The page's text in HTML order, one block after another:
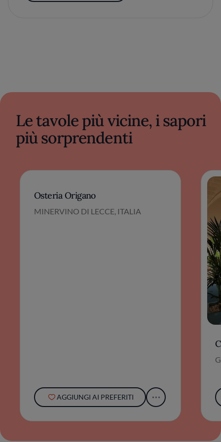
Le tavole più vicine, i sapori
più sorprendenti
Osteria Origano
MINERVINO DI LECCE, ITALIA
AGGIUNGI AI PREFERITI